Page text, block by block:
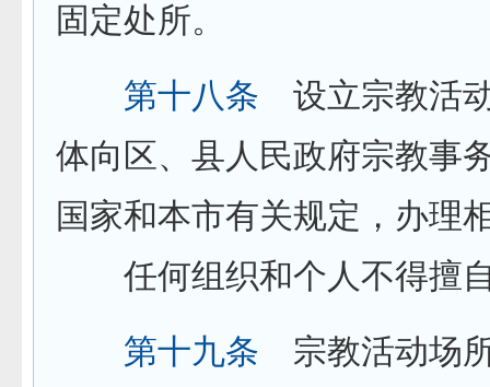
固定处所。
第十八条 设立宗教活
体向区、县人民政府宗教事
国家和本市有关规定，办理
任何组织和个人不得擅自
第十九条 宗教活动场